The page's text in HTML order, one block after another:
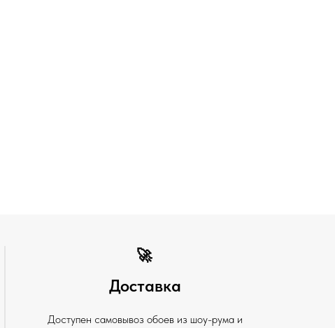
🚀
Доставка
Доступен самовывоз обоев из шоу-рума и